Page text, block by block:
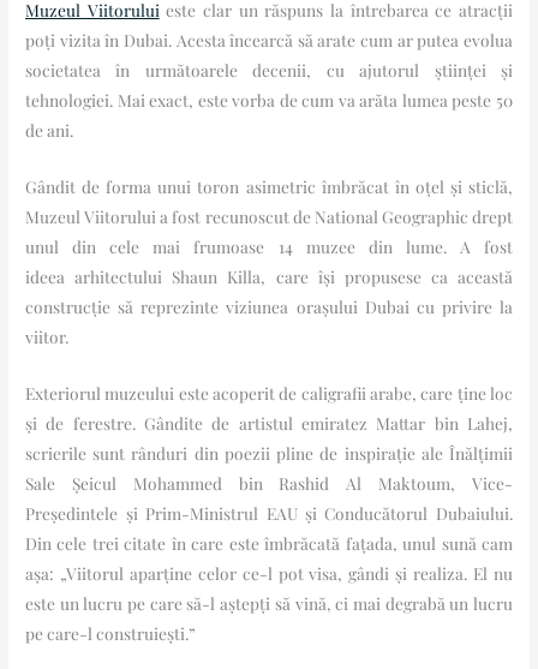
Muzeul Viitorului este clar un răspuns la întrebarea ce atracții
poți vizita în Dubai. Acesta încearcă să arate cum ar putea evolua
societatea în următoarele decenii, cu ajutorul științei și
tehnologiei. Mai exact, este vorba de cum va arăta lumea peste 50
de ani.
Gândit de forma unui toron asimetric îmbrăcat în oțel și sticlă,
Muzeul Viitorului a fost recunoscut de National Geographic drept
unul din cele mai frumoase 14 muzee din lume. A fost
ideea arhitectului Shaun Killa, care își propusese ca această
construcție să reprezinte viziunea orașului Dubai cu privire la
viitor.
Exteriorul muzeului este acoperit de caligrafii arabe, care ține loc
și de ferestre. Gândite de artistul emiratez Mattar bin Lahej,
scrierile sunt rânduri din poezii pline de inspirație ale Înălțimii
Sale Șeicul Mohammed bin Rashid Al Maktoum, Vice-
Președintele și Prim-Ministrul EAU și Conducătorul Dubaiului.
Din cele trei citate în care este îmbrăcată fațada, unul sună cam
așa: „Viitorul aparține celor ce-l pot visa, gândi și realiza. El nu
este un lucru pe care să-l aștepți să vină, ci mai degrabă un lucru
pe care-l construiești.”